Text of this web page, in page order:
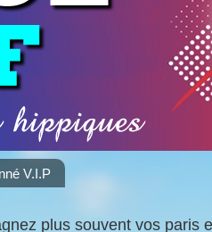
V.I.P
plus souvent vos paris